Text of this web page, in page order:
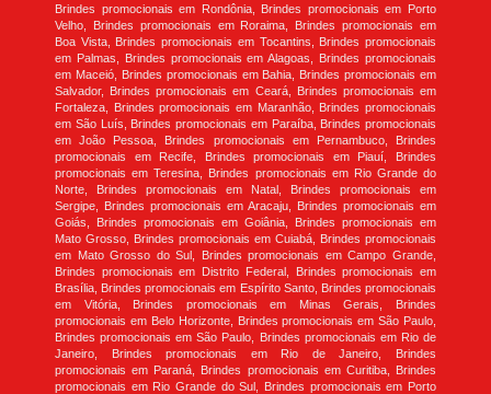
Brindes promocionais em Rondônia, Brindes promocionais em Porto
Velho, Brindes promocionais em Roraima, Brindes promocionais em
Boa Vista, Brindes promocionais em Tocantins, Brindes promocionais
em Palmas, Brindes promocionais em Alagoas, Brindes promocionais
em Maceió, Brindes promocionais em Bahia, Brindes promocionais em
Salvador, Brindes promocionais em Ceará, Brindes promocionais em
Fortaleza, Brindes promocionais em Maranhão, Brindes promocionais
em São Luís, Brindes promocionais em Paraíba, Brindes promocionais
em João Pessoa, Brindes promocionais em Pernambuco, Brindes
promocionais em Recife, Brindes promocionais em Piauí, Brindes
promocionais em Teresina, Brindes promocionais em Rio Grande do
Norte, Brindes promocionais em Natal, Brindes promocionais em
Sergipe, Brindes promocionais em Aracaju, Brindes promocionais em
Goiás, Brindes promocionais em Goiânia, Brindes promocionais em
Mato Grosso, Brindes promocionais em Cuiabá, Brindes promocionais
em Mato Grosso do Sul, Brindes promocionais em Campo Grande,
Brindes promocionais em Distrito Federal, Brindes promocionais em
Brasília, Brindes promocionais em Espírito Santo, Brindes promocionais
em Vitória, Brindes promocionais em Minas Gerais, Brindes
promocionais em Belo Horizonte, Brindes promocionais em São Paulo,
Brindes promocionais em São Paulo, Brindes promocionais em Rio de
Janeiro, Brindes promocionais em Rio de Janeiro, Brindes
promocionais em Paraná, Brindes promocionais em Curitiba, Brindes
promocionais em Rio Grande do Sul, Brindes promocionais em Porto